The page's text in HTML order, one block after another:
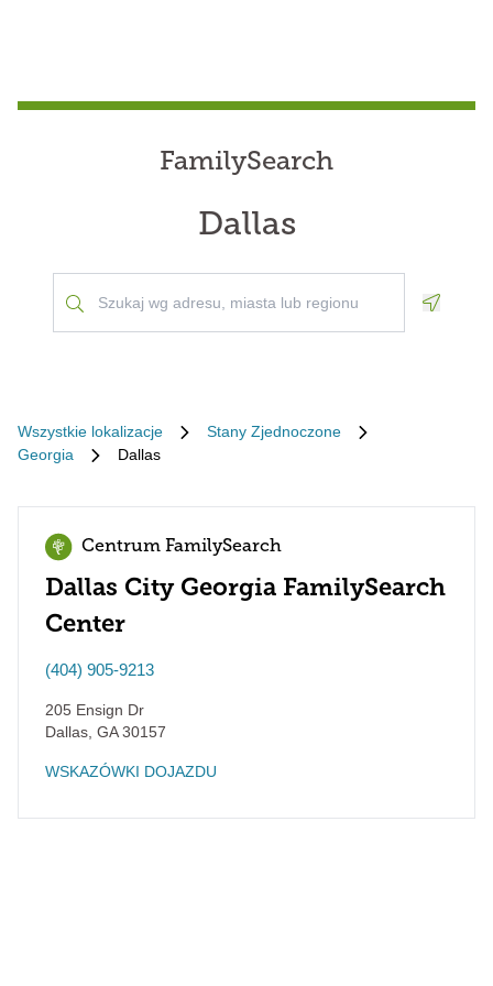
FamilySearch
Dallas
Wszystkie lokalizacje
Stany Zjednoczone
Georgia
Dallas
Centrum FamilySearch
Dallas City Georgia FamilySearch
Center
(404) 905-9213
205 Ensign Dr
Dallas GA30157
WSKAZÓWKI DOJAZDU